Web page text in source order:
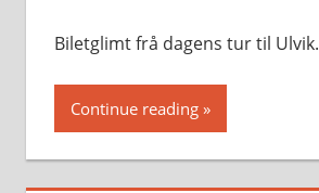
Biletglimt frå dagens tur til Ulvik.
Continue reading